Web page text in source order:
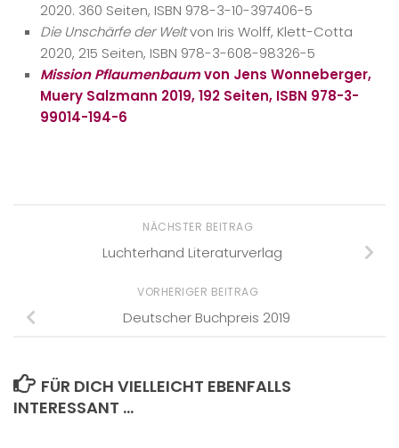
2020. 360 Seiten, ISBN 978-3-10-397406-5
Die Unschärfe der Weltvon Iris Wolff, Klett-Cotta
2020, 215 Seiten, ISBN 978-3-608-98326-5
Mission Pflaumenbaumvon Jens Wonneberger,
Muery Salzmann 2019, 192 Seiten, ISBN 978-3-
99014-194-6
NÄCHSTER BEITRAG
Luchterhand Literaturverlag
VORHERIGER BEITRAG
Deutscher Buchpreis 2019
FÜR DICH VIELLEICHT EBENFALLS
INTERESSANT …